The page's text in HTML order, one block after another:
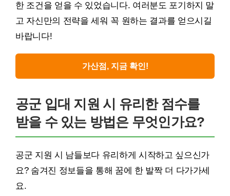
한 조건을 얻을 수 있었습니다. 여러분도 포기하지 말
고 자신만의 전략을 세워 꼭 원하는 결과를 얻으시길
바랍니다!
가산점, 지금 확인!
공군 입대 지원 시 유리한 점수를
받을 수 있는 방법은 무엇인가요?
공군 지원 시 남들보다 유리하게 시작하고 싶으신가
요? 숨겨진 정보들을 통해 꿈에 한 발짝 더 다가가세
요.